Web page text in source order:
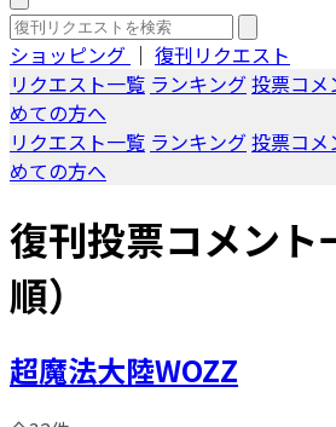
ショッピング ｜ 復刊リクエスト
リクエスト一覧 ランキング投票コメ
めての方へ
リクエスト一覧 ランキング投票コメ
めての方へ
復刊投票コメント
順）
超魔法大陸WOZZ